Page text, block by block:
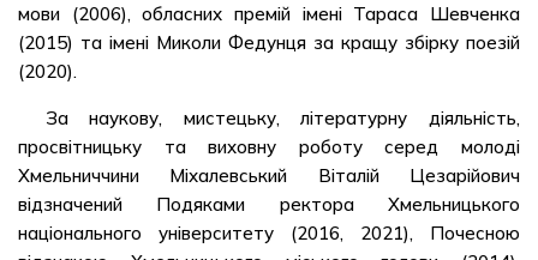
мови (2006), обласних премій імені Тараса Шевченка
(2015) та імені Миколи Федунця за кращу збірку поезій
(2020).
За наукову, мистецьку, літературну діяльність,
просвітницьку та виховну роботу серед молоді
Хмельниччини Міхалевський Віталій Цезарійович
відзначений Подяками ректора Хмельницького
національного університету (2016, 2021), Почесною